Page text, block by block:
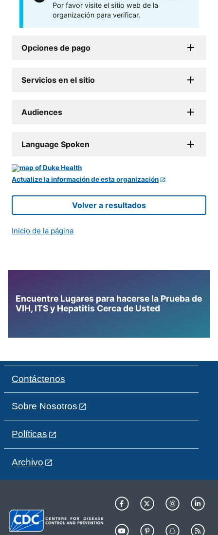
Por favor visite el sitio web de la
organización para verificar.
Opciones de pago
Servicios en el sitio
Audiences
Language Spoken
Actualize la información de esta organización
Volver a resultados
Inicio de la página
Encuentre Lugares para hacerse la Prueba de
VIH, ITS y Hepatitis Cerca de Usted
Contáctenos
Sobre Nosotros
Políticas
Archivo